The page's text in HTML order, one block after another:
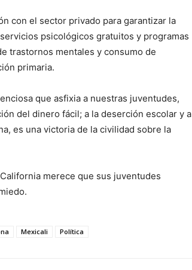
con el sector privado para garantizar la
psicológicos gratuitos y programas
trastornos mentales y consumo de
primaria.
que asfixia a nuestras juventudes,
del dinero fácil; a la deserción escolar y a
es una victoria de la civilidad sobre la
merece que sus juventudes
Mexicali Política